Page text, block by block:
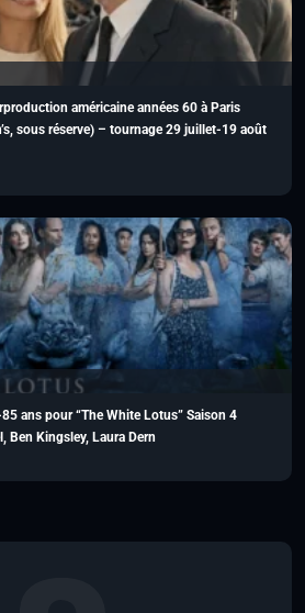
américaine années 60 à Paris
sous réserve) – tournage 29 juillet-19 août
ans pour “The White Lotus” Saison 4
Ben Kingsley, Laura Dern